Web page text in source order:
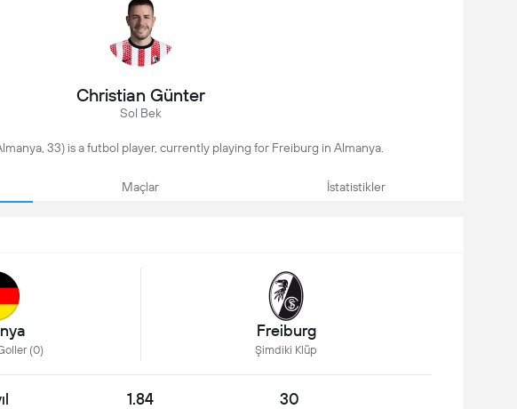
Christian Günter
Sol Bek
33) is a futbol player, currently playing for Freiburg in Almanya.
Maçlar İstatistikler
(0)
Freiburg
Şimdiki Klüp
1.84 30